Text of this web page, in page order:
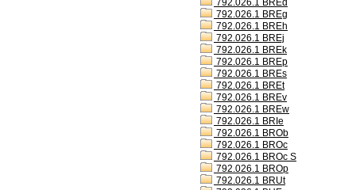
792.026.1 BREd
792.026.1 BREg
792.026.1 BREh
792.026.1 BREj
792.026.1 BREk
792.026.1 BREp
792.026.1 BREs
792.026.1 BREt
792.026.1 BREv
792.026.1 BREw
792.026.1 BRIe
792.026.1 BROb
792.026.1 BROc
792.026.1 BROc S
792.026.1 BROp
792.026.1 BRUt